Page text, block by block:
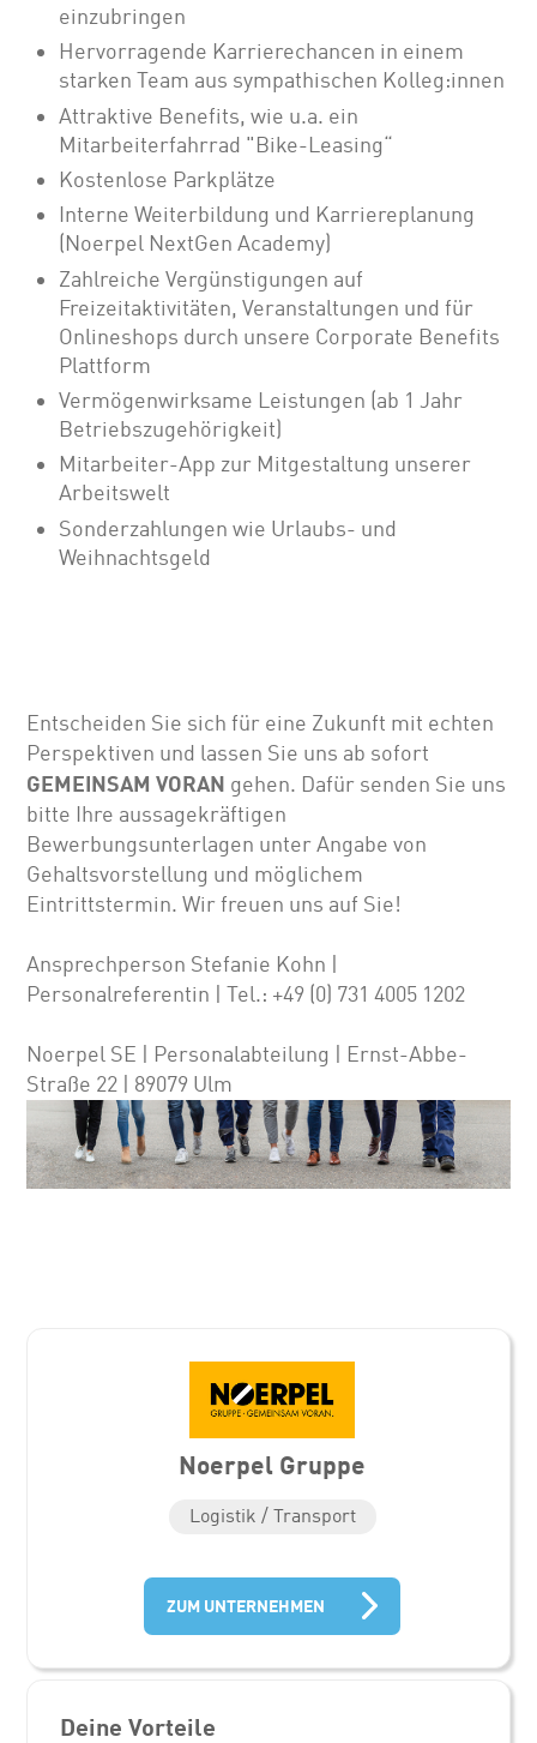
einzubringen
Hervorragende Karrierechancen in einem
starken Team aus sympathischen Kolleg:innen
Attraktive Benefits, wie u.a. ein
Mitarbeiterfahrrad "Bike-Leasing“
Kostenlose Parkplätze
Interne Weiterbildung und Karriereplanung
(Noerpel NextGen Academy)
Zahlreiche Vergünstigungen auf
Freizeitaktivitäten, Veranstaltungen und für
Onlineshops durch unsere Corporate Benefits
Plattform
Vermögenwirksame Leistungen (ab 1 Jahr
Betriebszugehörigkeit)
Mitarbeiter-App zur Mitgestaltung unserer
Arbeitswelt
Sonderzahlungen wie Urlaubs- und
Weihnachtsgeld
Entscheiden Sie sich für eine Zukunft mit echten
Perspektiven und lassen Sie uns ab sofort
GEMEINSAM VORAN gehen. Dafür senden Sie uns
bitte Ihre aussagekräftigen
Bewerbungsunterlagen unter Angabe von
Gehalts­vor­stellung und möglichem
Eintrittstermin. Wir freuen uns auf Sie!
Ansprechperson Stefanie Kohn |
Personalreferentin | Tel.: +49 (0) 731 4005 1202
Noerpel SE | Personalabteilung | Ernst-Abbe-
Straße 22 | 89079 Ulm
Noerpel Gruppe
Logistik / Transport
ZUM UNTERNEHMEN
Deine Vorteile